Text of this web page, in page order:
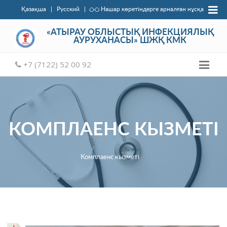
Нашар көретіндерге арналған нұсқа
Қазақша | Русский |
«АТЫРАУ ОБЛЫСТЫҚ ИНФЕКЦИЯЛЫҚ
АУРУХАНАСЫ» ШЖҚ КМК
+7 (7122) 52 00 92
КОМПЛАЕНС КЫЗМЕТI
Комплаенс кызметi